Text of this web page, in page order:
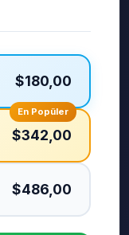
$180,00
En Popüler
$342,00
$486,00